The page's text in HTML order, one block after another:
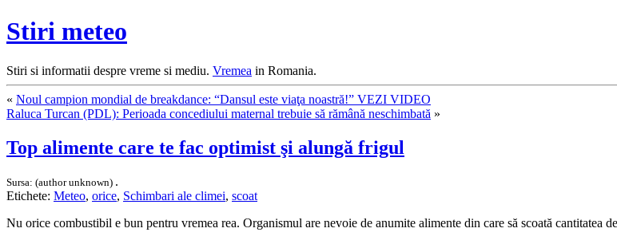
Stiri meteo
Stiri si informatii despre vreme si mediu. Vremea in Romania.
« Noul campion mondial de breakdance: “Dansul este viaţa noastră!” VEZI VIDEO
Raluca Turcan (PDL): Perioada concediului maternal trebuie să rămână neschimbată »
Top alimente care te fac optimist şi alungă frigul
Sursa: (author unknown) .
Etichete: Meteo, orice, Schimbari ale climei, scoat
Nu orice combustibil e bun pentru vremea rea. Organismul are nevoie de anumite alimente din care să scoată